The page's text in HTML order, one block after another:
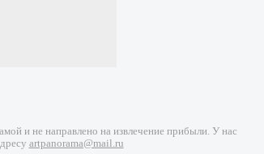
и не направлено на извлечение прибыли. У нас
artpanorama@mail.ru